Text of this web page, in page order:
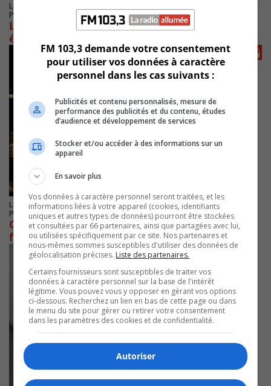
LONGUEUIL
Publié le 2 juin 2024 à 15h49
La CNESST rappelle la prudence au travail cet
été
LONGUEUIL
Publié le 1 février 2024 à 05h26
CCIRS : un Rendez-vous de la présidence qui
favorise le réseautage
FM 103,3 demande votre consentement
pour utiliser vos données à caractère
personnel dans les cas suivants :
Publicités et contenu personnalisés, mesure de
performance des publicités et du contenu, études
d’audience et développement de services
Stocker et/ou accéder à des informations sur un
appareil
En savoir plus
Vos données à caractère personnel seront traitées, et les
informations liées à votre appareil (cookies, identifiants
uniques et autres types de données) pourront être stockées
et consultées par 66 partenaires, ainsi que partagées avec lui,
ou utilisées spécifiquement par ce site. Nos partenaires et
nous-mêmes sommes susceptibles d'utiliser des données de
géolocalisation précises. Liste des partenaires.
Certains fournisseurs sont susceptibles de traiter vos
données à caractère personnel sur la base de l'intérêt
légitime. Vous pouvez vous y opposer en gérant vos options
ci-dessous. Recherchez un lien en bas de cette page ou dans
le menu du site pour gérer ou retirer votre consentement
dans les paramètres des cookies et de confidentialité.
Autoriser